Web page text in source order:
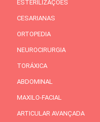
ESTERILIZAÇÕES
CESARIANAS
ORTOPEDIA
NEUROCIRURGIA
TORÁXICA
ABDOMINAL
MAXILO-FACIAL
ARTICULAR AVANÇADA